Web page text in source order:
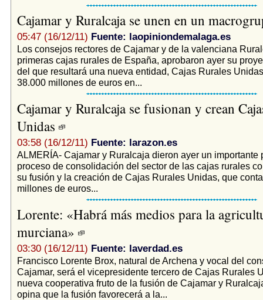
Cajamar y Ruralcaja se unen en un
05:47 (16/12/11) Fuente: laopiniondemalaga.es
Los consejos rectores de Cajamar y de la valenciana
primeras cajas rurales de España, aprobaron ayer su
del que resultará una nueva entidad, Cajas Rurales
38.000 millones de euros en...
Cajamar y Ruralcaja se fusionan y crean
Unidas
03:58 (16/12/11) Fuente: larazon.es
ALMERÍA- Cajamar y Ruralcaja dieron ayer un importante
proceso de consolidación del sector de las cajas rurales
su fusión y la creación de Cajas Rurales Unidas, que
millones de euros...
Lorente: «Habrá más medios para la
murciana»
03:30 (16/12/11) Fuente: laverdad.es
Francisco Lorente Brox, natural de Archena y vocal del
Cajamar, será el vicepresidente tercero de Cajas Rurales
nueva cooperativa fruto de la fusión de Cajamar y
opina que la fusión favorecerá a la...